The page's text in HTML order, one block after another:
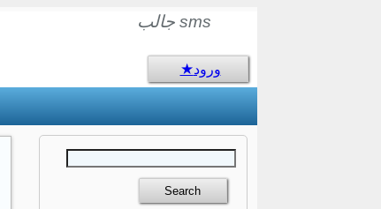
sms جالب
ورود